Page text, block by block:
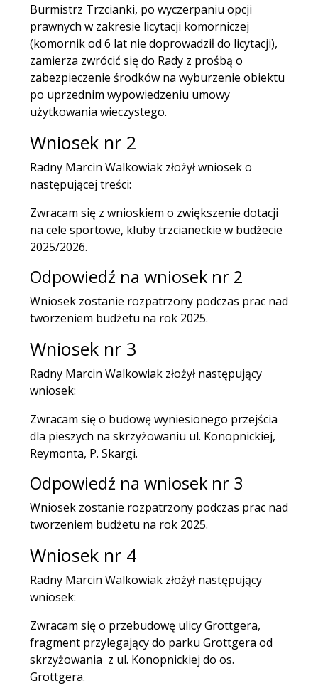
Burmistrz Trzcianki, po wyczerpaniu opcji
prawnych w zakresie licytacji komorniczej
(komornik od 6 lat nie doprowadził do licytacji),
zamierza zwrócić się do Rady z prośbą o
zabezpieczenie środków na wyburzenie obiektu
po uprzednim wypowiedzeniu umowy
użytkowania wieczystego.
Wniosek nr 2
Radny Marcin Walkowiak złożył wniosek o
następującej treści:
Zwracam się z wnioskiem o zwiększenie dotacji
na cele sportowe, kluby trzcianeckie w budżecie
2025/2026.
Odpowiedź na wniosek nr 2
Wniosek zostanie rozpatrzony podczas prac nad
tworzeniem budżetu na rok 2025.
Wniosek nr 3
Radny Marcin Walkowiak złożył następujący
wniosek:
Zwracam się o budowę wyniesionego przejścia
dla pieszych na skrzyżowaniu ul. Konopnickiej,
Reymonta, P. Skargi.
Odpowiedź na wniosek nr 3
Wniosek zostanie rozpatrzony podczas prac nad
tworzeniem budżetu na rok 2025.
Wniosek nr 4
Radny Marcin Walkowiak złożył następujący
wniosek:
Zwracam się o przebudowę ulicy Grottgera,
fragment przylegający do parku Grottgera od
skrzyżowania z ul. Konopnickiej do os.
Grottgera.